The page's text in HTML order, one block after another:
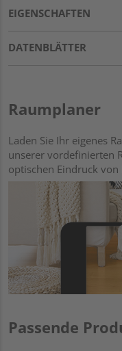
EIGENSCHAFTEN
DATENBLÄTTER
Raumplaner
Laden Sie Ihr eigenes
unserer vordefinierten
optischen Eindruck
Passende